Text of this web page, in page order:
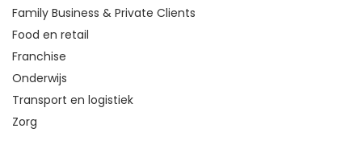
Family Business & Private Clients
Food en retail
Franchise
Onderwijs
Transport en logistiek
Zorg